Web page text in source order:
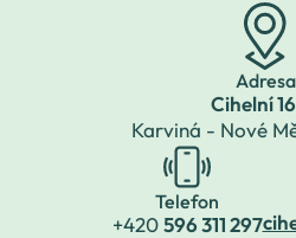
Adresa
Cihelní
Karviná - Nové
Telefon
+420596 311 297